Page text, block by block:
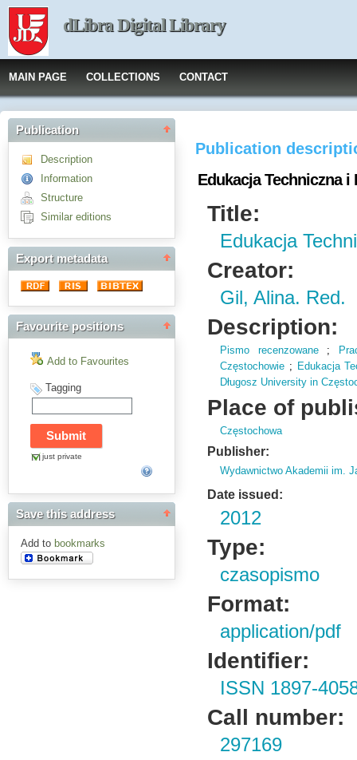
dLibra Digital Library
MAIN PAGE COLLECTIONS CONTACT
Publication
Description
Information
Structure
Similar editions
Export metadata
Favourite positions
Add to Favourites
Tagging
just private
Save this address
Add to bookmarks
Publication
Edukacja Techniczna i
Title:
Edukacja
Creator:
Gil, Alina. Red.
Description:
Pismo recenzowane;
Częstochowie ; Edukacja
Długosz University in
Place of
Częstochowa
Publisher:
Wydawnictwo Akademii im.
Date issued:
2012
Type:
czasopismo
Format:
application/pdf
Identifier:
ISSN 1897-
Call number:
297169